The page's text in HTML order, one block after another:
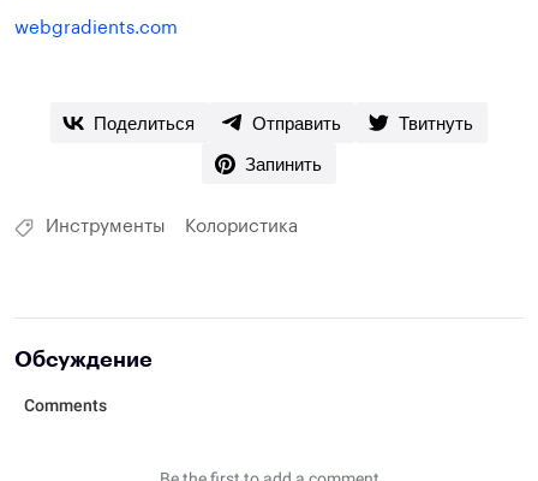
webgradients.com
Поделиться Отправить
Твитнуть
Запинить
Инструменты Колористика
Обсуждение